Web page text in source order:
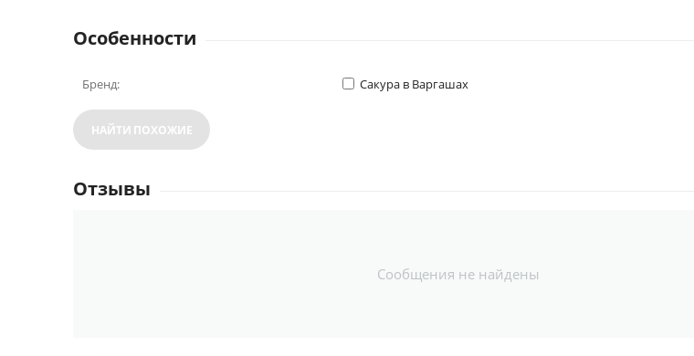
Особенности
Бренд: Сакура в Варгашах
НАЙТИ ПОХОЖИЕ
Отзывы
Сообщения не найдены